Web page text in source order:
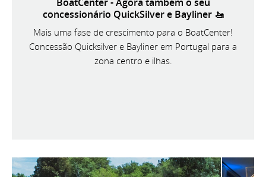
concessionário QuickSilver e Bayliner 🚤
Mais uma fase de crescimento para o BoatCenter!
Concessão Quicksilver e Bayliner em Portugal para a
zona centro e ilhas.